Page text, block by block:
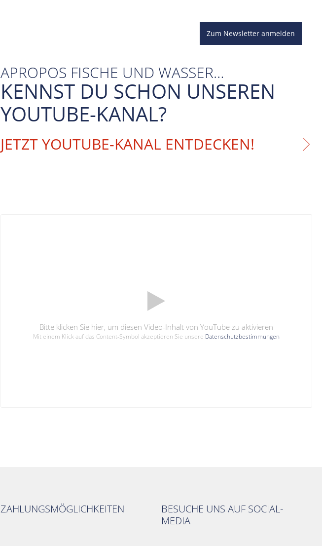
Zum Newsletter anmelden
APROPOS FISCHE UND WASSER…
KENNST DU SCHON UNSEREN
YOUTUBE-KANAL?
JETZT YOUTUBE-KANAL ENTDECKEN!
Bitte klicken Sie hier, um diesen Video-Inhalt von YouTube zu aktivieren
Mit einem Klick auf das Content-Symbol akzeptieren Sie unsere Datenschutzbestimmungen
ZAHLUNGSMÖGLICHKEITEN
BESUCHE UNS AUF SOCIAL-
MEDIA